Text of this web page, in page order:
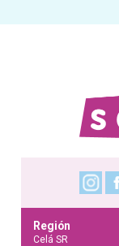
Región
Celá SR